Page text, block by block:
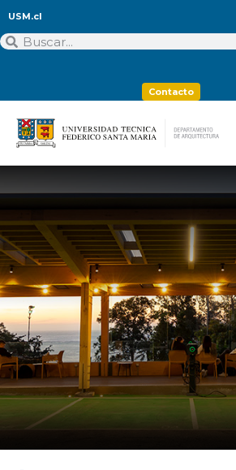
USM.cl
Contacto